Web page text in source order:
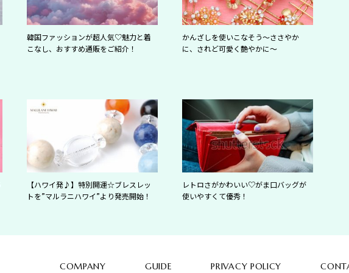
韓国ファッションが超人気♡魅力と着
こなし、おすすめ通販をご紹介！
かんざしを使いこなそう～ささやか
に、されど可愛く艶やかに～
【ハワイ発♪】特別開運☆ブレスレッ
トを”マルラニハワイ”より発売開始！
レトロさがかわいい♡がま口バッグが
使いやすくて優秀！
COMPANY GUIDE PRIVACY POLICY